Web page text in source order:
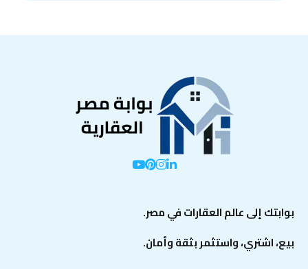
بوابتك إلى عالم العقارات في مصر.
بيع، اشتري، واستثمر بثقة وأمان.